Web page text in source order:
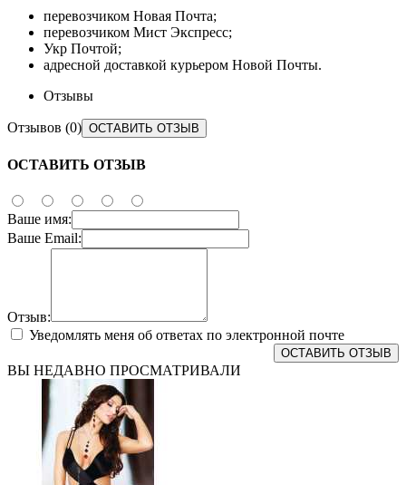
перевозчиком Новая Почта;
перевозчиком Мист Экспресс;
Укр Почтой;
адресной доставкой курьером Новой Почты.
Отзывы
Отзывов (0) ОСТАВИТЬ ОТЗЫВ
ОСТАВИТЬ ОТЗЫВ
Ваше имя:
Ваше Email:
Отзыв:
Уведомлять меня об ответах по электронной почте
ОСТАВИТЬ ОТЗЫВ
ВЫ НЕДАВНО ПРОСМАТРИВАЛИ